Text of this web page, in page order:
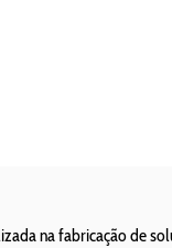
na fabricação de